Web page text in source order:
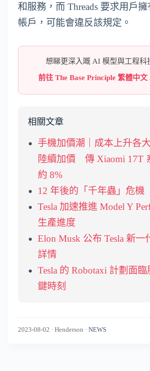
和服務，而 Threads 要求用戶擁
帳戶，可能會違反該規定。
想睇更深入嘅 AI 模型與工程科
前往 The Base Principle 繁體中
相關文章
手機加價潮｜成本上升各
陸續加價 傳 Xiaomi 17T
約 8%
12 年後的「千年蟲」危機
Tesla 加速推進 Model Y
生產進度
Elon Musk 公布 Tesla 新一
詳情
Tesla 的 Robotaxi 計劃面
鍵時刻
2023-08-02 · Henderson · NEWS